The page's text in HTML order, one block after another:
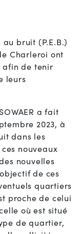
au bruit (P.E.B.)
Charleroi ont
afin de tenir
leurs
a fait
2023, à
dans les
nouveaux
nouvelles
de ces
quartiers
proche de celui
où est situé
de quartier,